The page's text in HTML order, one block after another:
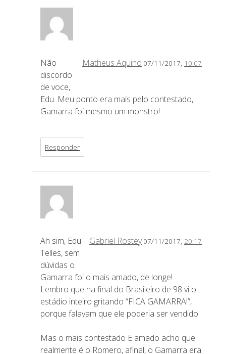
Matheus Aquino 07/11/2017, 10:07
Não
discordo
de voce,
Edu. Meu ponto era mais pelo contestado,
Gamarra foi mesmo um monstro!
Responder
Gabriel Rostey 07/11/2017, 20:17
Ah sim, Edu
Telles, sem
dúvidas o
Gamarra foi o mais amado, de longe!
Lembro que na final do Brasileiro de 98 vi o
estádio inteiro gritando “FICA GAMARRA!”,
porque falavam que ele poderia ser vendido.
Mas o mais contestado E amado acho que
realmente é o Romero, afinal, o Gamarra era